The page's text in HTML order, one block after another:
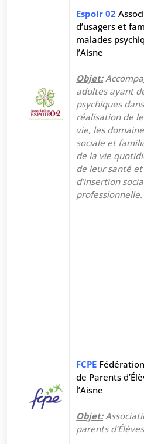
Espoir 02
d’usagers et
malades
l’Aisne
Objet:
adultes ayant
psychiques
réalisation de
vie, les
sociale et
de la vie
de leur santé
d’insertion
professionnelle.
FCPE
de Parents
l’Aisne
Objet:
parents d’Élèves